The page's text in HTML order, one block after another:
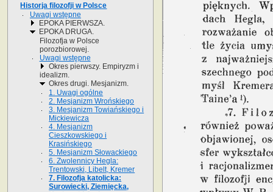
Historja filozofji w Polsce
Uwagi wstępne
EPOKA PIERWSZA.
EPOKA DRUGA.
Filozofja w Polsce
porozbiorowej.
Uwagi wstępne
Okres pierwszy. Empiryzm i
idealizm.
Okres drugi. Mesjanizm.
1. Uwagi ogólne
2. Mesjanizm Wrońskiego
3. Mesjanizm Towiańskiego i
Mickiewicza
4. Mesjanizm
Cieszkowskiego i
Krasińskiego
5. Mesjanizm Słowackiego
6. Zwolennicy Hegla:
Trentowski, Libelt, Kremer
7. Filozofja katolicka:
Surowiecki, Ziemięcka,